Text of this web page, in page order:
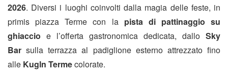
2026. Diversi i luoghi coinvolti dalla magia delle feste, in
primis piazza Terme con la pista di pattinaggio su
ghiaccio e l’offerta gastronomica dedicata, dallo Sky
Bar sulla terrazza al padiglione esterno attrezzato fino
alle Kugln Termecolorate.